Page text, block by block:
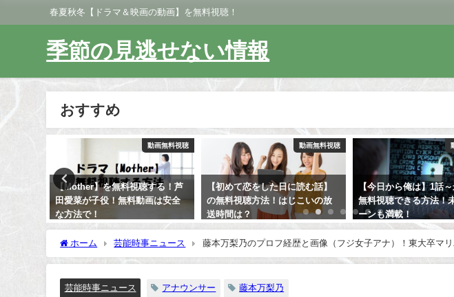
春夏秋冬【ドラマ＆映画の動画】を無料視聴！
季節の見逃せない情報
おすすめ
動画無料視聴
【初めて恋をした日に読む話】
の無料視聴方法！はじこいの放
送時間は？
動画無料視聴
【今日から俺は】1話～最終回を
無料視聴できる方法！未公開シ
ーンも満載！
【白衣の戦士】ドラマ
はどこ？ネタバレ感想
小瀧望出演！
ホーム 芸能時事ニュース 藤本万梨乃のプロフ経歴と画像（フジ女子アナ）！東大卒マリ
芸能時事ニュース アナウンサー 藤本万梨乃